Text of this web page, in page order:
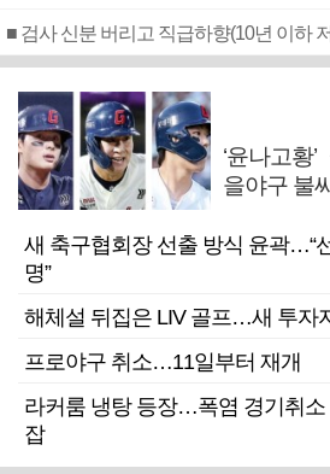
‘윤나고황
을야구 불
새 축구협회장 선출 방식 윤곽…“
명”
해체설 뒤집은 LIV 골프…새 투자
프로야구 취소…11일부터 재개
라커룸 냉탕 등장…폭염 경기취소
잡